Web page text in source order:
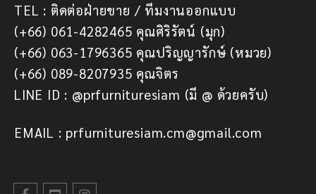
TEL : ติดต่อฝ่ายขาย / ทีมงานออกแบบ
(+66) 061-4282465 คุณศิริรัตน์ (มุก)
(+66) 063-1796365 คุณปริญญารักษ์ (หมวย)
(+66) 089-8207935 คุณจิตร
LINE ID : @prfurnituresiam (มี @ ด้วยครับ)
EMAIL : prfurnituresiam.cm@gmail.com